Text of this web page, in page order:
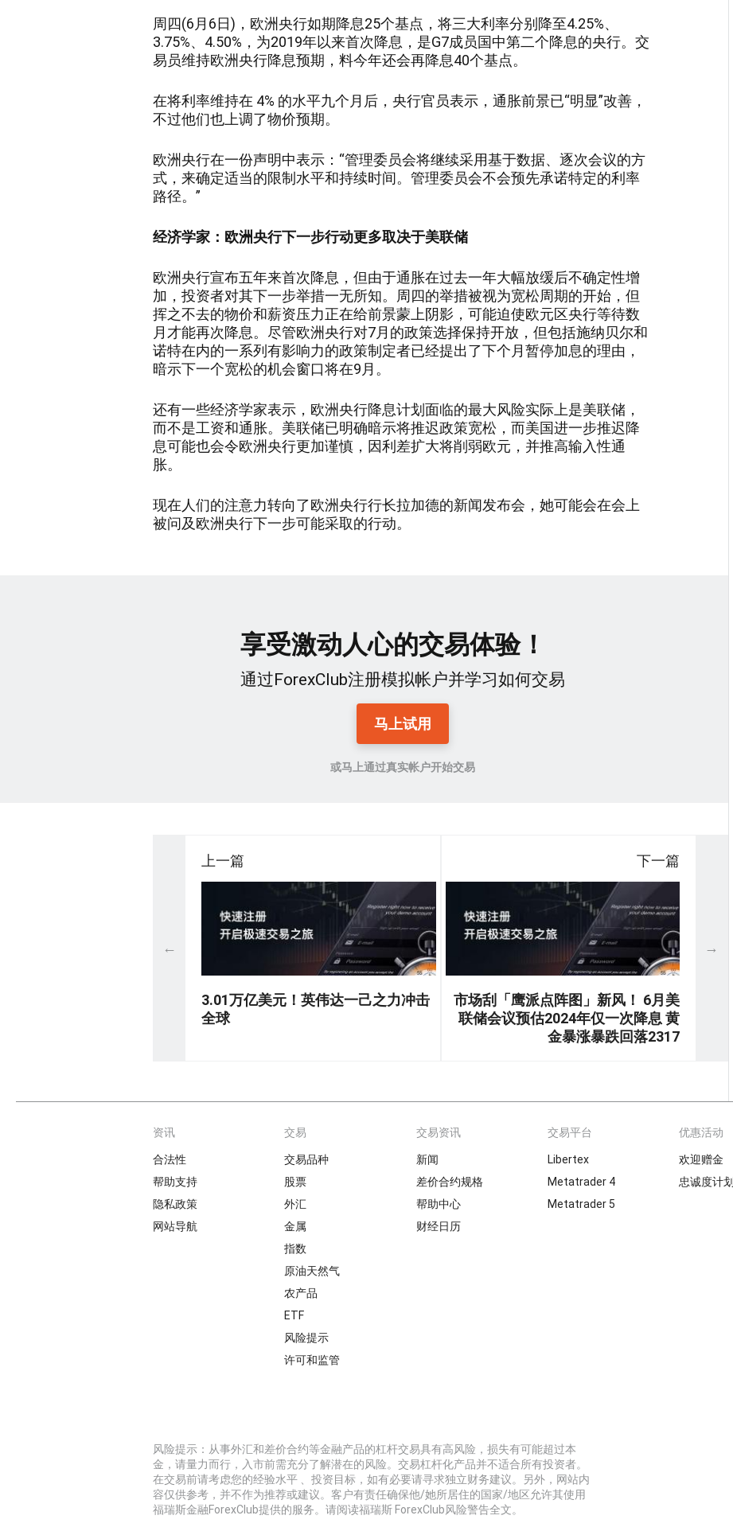
周四(6月6日)，欧洲央行如期降息25个基点，将三大利率分别降至4.25%、
3.75%、4.50%，为2019年以来首次降息，是G7成员国中第二个降息的央行。交
易员维持欧洲央行降息预期，料今年还会再降息40个基点。
在将利率维持在 4% 的水平九个月后，央行官员表示，通胀前景已“明显”改善，
不过他们也上调了物价预期。
欧洲央行在一份声明中表示：“管理委员会将继续采用基于数据、逐次会议的方
式，来确定适当的限制水平和持续时间。管理委员会不会预先承诺特定的利率
路径。”
经济学家：欧洲央行下一步行动更多取决于美联储
欧洲央行宣布五年来首次降息，但由于通胀在过去一年大幅放缓后不确定性增
加，投资者对其下一步举措一无所知。周四的举措被视为宽松周期的开始，但
挥之不去的物价和薪资压力正在给前景蒙上阴影，可能迫使欧元区央行等待数
月才能再次降息。尽管欧洲央行对7月的政策选择保持开放，但包括施纳贝尔和
诺特在内的一系列有影响力的政策制定者已经提出了下个月暂停加息的理由，
暗示下一个宽松的机会窗口将在9月。
还有一些经济学家表示，欧洲央行降息计划面临的最大风险实际上是美联储，
而不是工资和通胀。美联储已明确暗示将推迟政策宽松，而美国进一步推迟降
息可能也会令欧洲央行更加谨慎，因利差扩大将削弱欧元，并推高输入性通
胀。
现在人们的注意力转向了欧洲央行行长拉加德的新闻发布会，她可能会在会上
被问及欧洲央行下一步可能采取的行动。
享受激动人心的交易体验！
通过ForexClub注册模拟帐户并学习如何交易
马上试用
或马上通过真实帐户开始交易
←
上一篇
3.01万亿美元！英伟达一己之力冲击
全球
下一篇
市场刮「鹰派点阵图」新风！ 6月美
联储会议预估2024年仅一次降息 黄
金暴涨暴跌回落2317
→
Footer
资讯
合法性
帮助支持
隐私政策
网站导航
交易
交易品种
股票
外汇
金属
指数
原油天然气
农产品
ETF
风险提示
许可和监管
交易资讯
新闻
差价合约规格
帮助中心
财经日历
交易平台
Libertex
Metatrader 4
Metatrader 5
优惠活动
欢迎赠金
忠诚度计划
风险提示：从事外汇和差价合约等金融产品的杠杆交易具有高风险，损失有可能超过本
金，请量力而行，入市前需充分了解潜在的风险。交易杠杆化产品并不适合所有投资者。
在交易前请考虑您的经验水平 、投资目标，如有必要请寻求独立财务建议。另外，网站内
容仅供参考，并不作为推荐或建议。客户有责任确保他/她所居住的国家/地区允许其使用
福瑞斯金融ForexClub提供的服务。请阅读福瑞斯 ForexClub风险警告全文。